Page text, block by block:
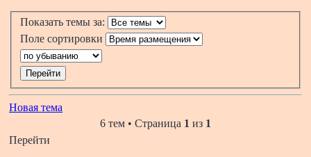
Показать темы за:
Поле сортировки
Новая тема
6 тем • Страница 1 из 1
Перейти